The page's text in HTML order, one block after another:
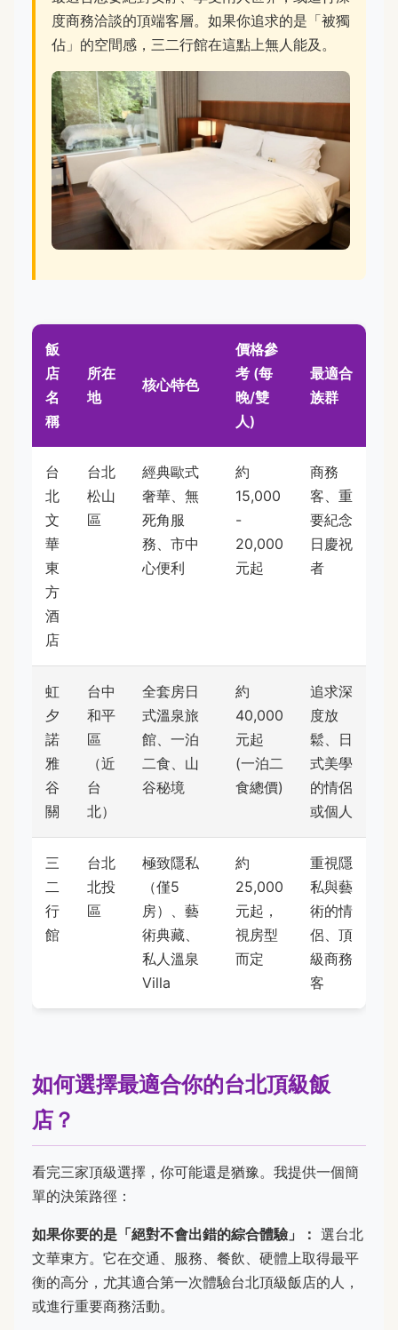
度商務洽談的頂端客層。如果你追求的是「被獨
佔」的空間感，三二行館在這點上無人能及。
飯
店
名
稱
所在
地
核心特色
價格參
考 (每
晚/雙
人)
最適合
族群
台
北
文
華
東
方
酒
店
台北
松山
區
經典歐式
奢華、無
死角服
務、市中
心便利
約
15,000
-
20,000
元起
商務
客、重
要紀念
日慶祝
者
虹
夕
諾
雅
谷
關
台中
和平
區
（近
台
北）
全套房日
式溫泉旅
館、一泊
二食、山
谷秘境
約
40,000
元起
(一泊二
食總價)
追求深
度放
鬆、日
式美學
的情侶
或個人
三
二
行
館
台北
北投
區
極致隱私
（僅5
房）、藝
術典藏、
私人溫泉
Villa
約
25,000
元起，
視房型
而定
重視隱
私與藝
術的情
侶、頂
級商務
客
如何選擇最適合你的台北頂級飯
店？
看完三家頂級選擇，你可能還是猶豫。我提供一個簡
單的決策路徑：
如果你要的是「絕對不會出錯的綜合體驗」： 選台北
文華東方。它在交通、服務、餐飲、硬體上取得最平
衡的高分，尤其適合第一次體驗台北頂級飯店的人，
或進行重要商務活動。